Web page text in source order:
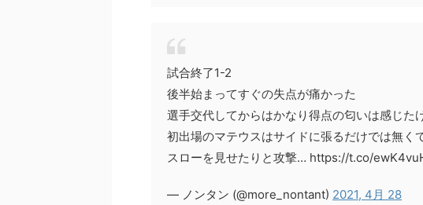
試合終了1-2
後半始まってすぐの失点が痛かった
選手交代してからはかなり得点の匂いは感じた
初出場のマテウスはサイドに張るだけでは無く
スローを見せたりと攻撃… https://t.co/
— ノンタン (@more_nontant) 2021, 4月 28